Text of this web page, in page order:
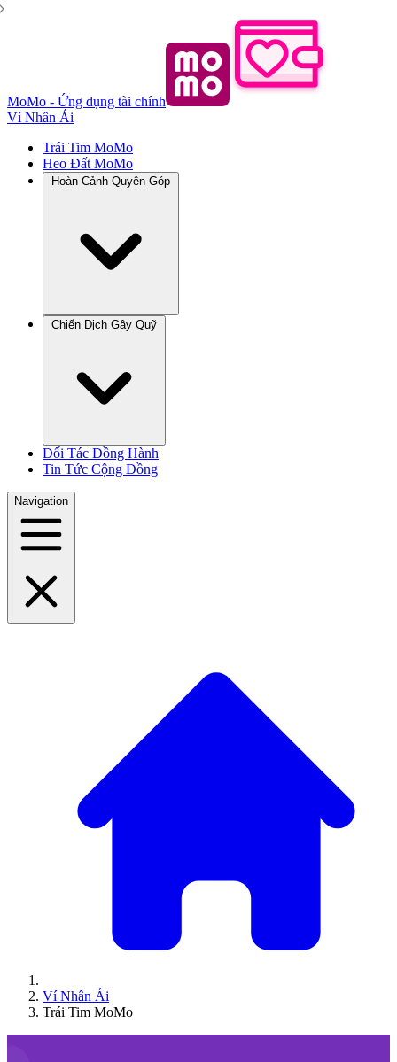
MoMo - Ứng dụng tài chính
Ví Nhân Ái
Trái Tim MoMo
Heo Đất MoMo
Hoàn Cảnh Quyên Góp
Chiến Dịch Gây Quỹ
Đối Tác Đồng Hành
Tin Tức Cộng Đồng
Navigation
Ví Nhân Ái
Trái Tim MoMo